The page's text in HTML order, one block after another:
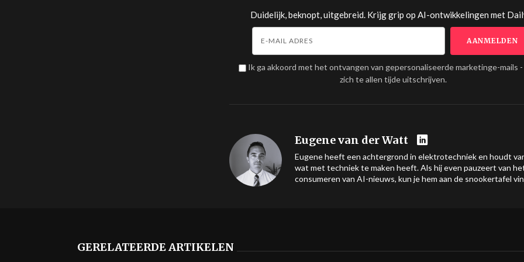
Duidelijk, beknopt, uitgebreid. Krijg grip op AI-ontwikkelingen met
Ik ga akkoord met het ontvangen van gepersonaliseerde marketinge-mails
zich te allen tijde uitschrijven.
Eugene van der Watt
Eugene heeft een achtergrond in elektrotechniek en houdt
wat met techniek te maken heeft. Als hij even pauzeert van
consumeren van AI-nieuws, kun je hem aan de snookertafel
GERELATEERDE ARTIKELEN